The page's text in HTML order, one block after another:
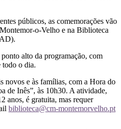
públicos, as comemorações vão
o-Velho e na Biblioteca
alto da programação, com
todo o dia.
novos e às famílias, com a Hora do
de Inês”, às 10h30. A atividade,
anos, é gratuita, mas requer
biblioteca@cm-montemorvelho.pt